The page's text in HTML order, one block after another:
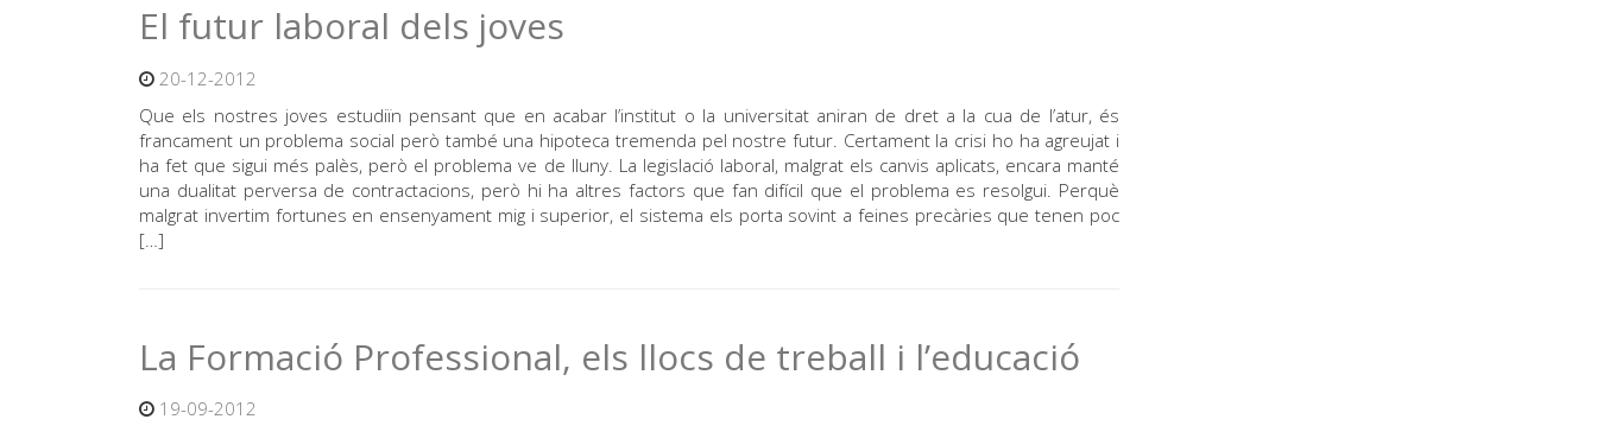
El futur laboral dels joves
20-12-2012
Que els nostres joves estudiïn pensant que en acabar l’institut o la universitat aniran de dret a la cua de l’atur, és
francament un problema social però també una hipoteca tremenda pel nostre futur. Certament la crisi ho ha agreujat i
ha fet que sigui més palès, però el problema ve de lluny. La legislació laboral, malgrat els canvis aplicats, encara manté
una dualitat perversa de contractacions, però hi ha altres factors que fan difícil que el problema es resolgui. Perquè
malgrat invertim fortunes en ensenyament mig i superior, el sistema els porta sovint a feines precàries que tenen poc
[…]
La Formació Professional, els llocs de treball i l’educació
19-09-2012